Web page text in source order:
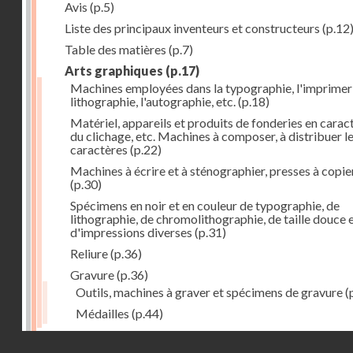
Avis (p.5)
Liste des principaux inventeurs et constructeurs (p.12)
Table des matières (p.7)
Arts graphiques (p.17)
Machines employées dans la typographie,
lithographie, l'autographie, etc. (p.18)
Matériel, appareils et produits de fonderies en
du clichage, etc. Machines à composer, à distribuer
caractères (p.22)
Machines à écrire et à sténographier, presses à
(p.30)
Spécimens en noir et en couleur de typographie, de
lithographie, de chromolithographie, de taille douce
d'impressions diverses (p.31)
Reliure(p.36)
Gravure(p.36)
Outils, machines à graver et spécimens de gravure
Médailles (p.44)